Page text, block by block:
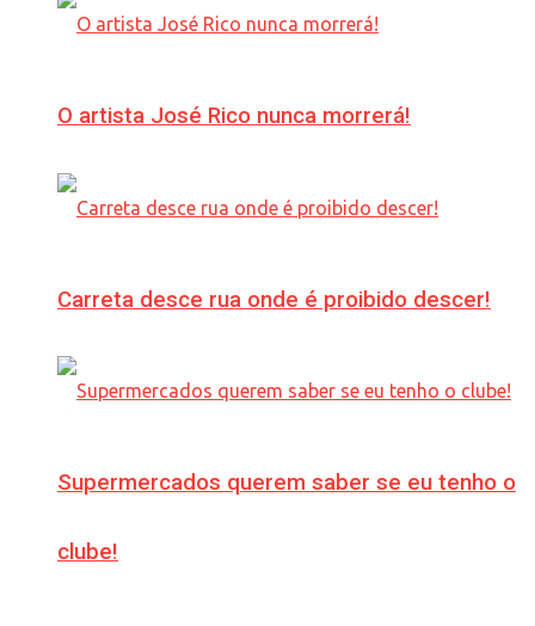
O artista José Rico nunca morrerá!
Carreta desce rua onde é proibido descer!
Supermercados querem saber se eu tenho o
clube!